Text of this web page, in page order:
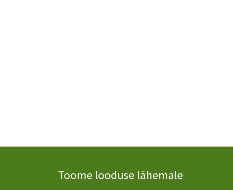
Toome looduse lähemale